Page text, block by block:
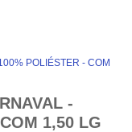
POLIÉSTER - COM
-
1,50 LG